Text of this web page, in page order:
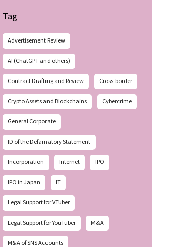
Tag
Advertisement Review
AI (ChatGPT and others)
Contract Drafting and Review Cross-border
Crypto Assets and Blockchains Cybercrime
General Corporate
ID of the Defamatory Statement
Incorporation Internet IPO
IPO in Japan IT
Legal Support for VTuber
Legal Support for YouTuber M&A
M&A of SNS Accounts